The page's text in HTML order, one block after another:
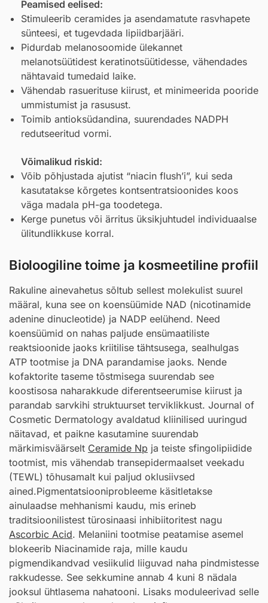
Peamised eelised:
Stimuleerib ceramides ja asendamatute rasvhapete
sünteesi, et tugevdada lipiidbarjääri.
Pidurdab melanosoomide ülekannet
melanotsüütidest keratinotsüütidesse, vähendades
nähtavaid tumedaid laike.
Vähendab rasuerituse kiirust, et minimeerida pooride
ummistumist ja rasusust.
Toimib antioksüdandina, suurendades NADPH
redutseeritud vormi.
Võimalikud riskid:
Võib põhjustada ajutist “niacin flush’i”, kui seda
kasutatakse kõrgetes kontsentratsioonides koos
väga madala pH-ga toodetega.
Kerge punetus või ärritus üksikjuhtudel individuaalse
ülitundlikkuse korral.
Bioloogiline toime ja kosmeetiline profiil
Rakuline ainevahetus sõltub sellest molekulist suurel
määral, kuna see on koensüümide NAD (nicotinamide
adenine dinucleotide) ja NADP eelühend. Need
koensüümid on nahas paljude ensümaatiliste
reaktsioonide jaoks kriitilise tähtsusega, sealhulgas
ATP tootmise ja DNA parandamise jaoks. Nende
kofaktorite taseme tõstmisega suurendab see
koostisosa naharakkude diferentseerumise kiirust ja
parandab sarvkihi struktuurset terviklikkust. Journal of
Cosmetic Dermatology avaldatud kliinilised uuringud
näitavad, et paikne kasutamine suurendab
märkimisväärselt Ceramide Np ja teiste sfingolipiidide
tootmist, mis vähendab transepidermaalset veekadu
(TEWL) tõhusamalt kui paljud oklusiivsed
ained.Pigmentatsiooniprobleeme käsitletakse
ainulaadse mehhanismi kaudu, mis erineb
traditsioonilistest türosinaasi inhibiitoritest nagu
Ascorbic Acid. Melaniini tootmise peatamise asemel
blokeerib Niacinamide raja, mille kaudu
pigmendikandvad vesiikulid liiguvad naha pindmistesse
rakkudesse. See sekkumine annab 4 kuni 8 nädala
jooksul ühtlasema nahatooni. Lisaks moduleerivad selle